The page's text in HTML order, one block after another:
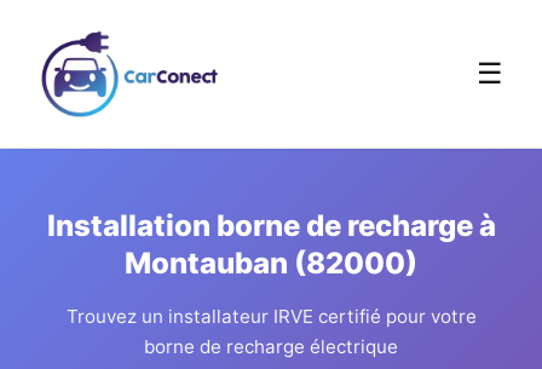
☰
Installation borne de recharge à
Montauban (82000)
Trouvez un installateur IRVE certifié pour votre
borne de recharge électrique